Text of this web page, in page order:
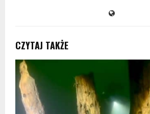
CZYTAJ TAKŻE